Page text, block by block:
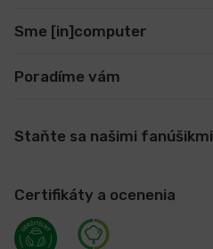
Sme [in]computer
Poradíme vám
Staňte sa našimi fanúšikmi
Certifikáty a ocenenia